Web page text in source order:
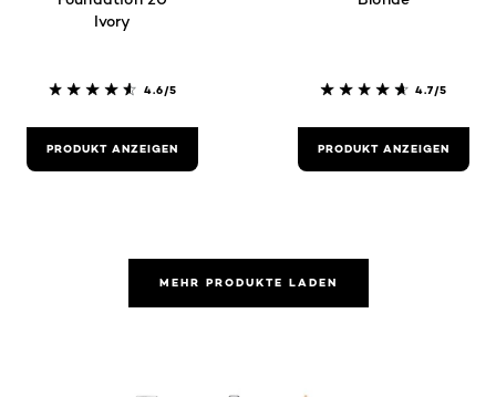
Ivory
4.6/5
PRODUKT ANZEIGEN
4.7/5
PRODUKT ANZEIGEN
MEHR PRODUKTE LADEN